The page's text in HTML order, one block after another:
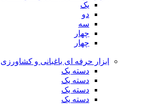
یک
دو
سه
چهار
چهار
ابزار حرفه ای باغبانی و کشاورزی
دسته یک
دسته یک
دسته یک
دسته یک